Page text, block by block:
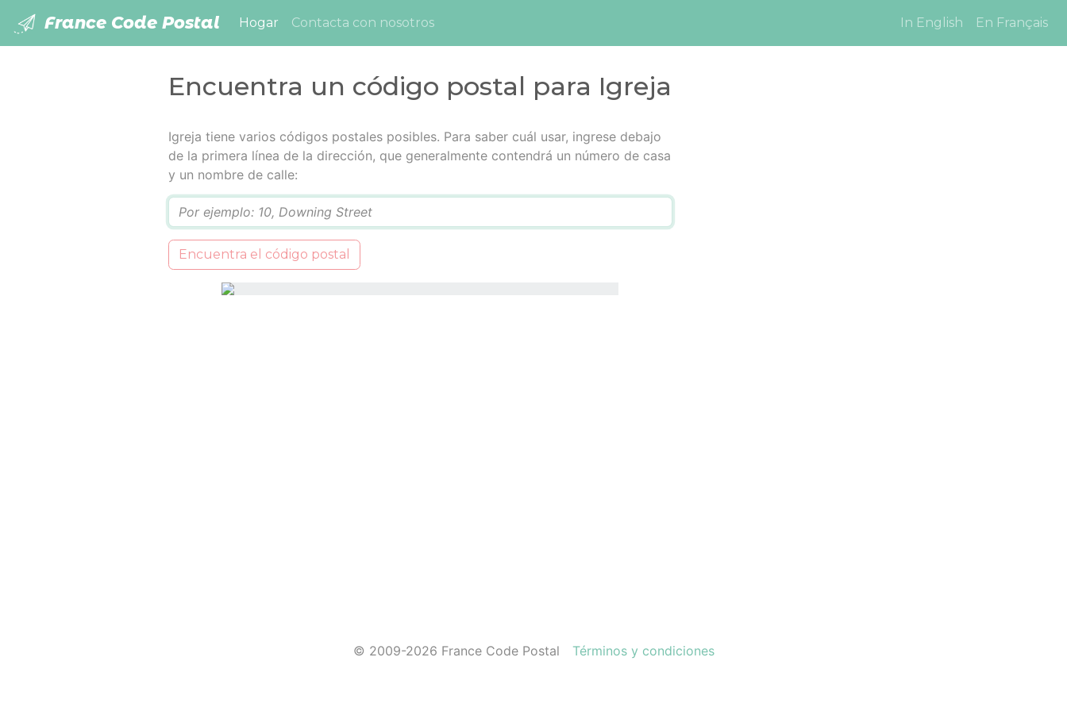
France Code Postal Hogar (current)
Contacta con nosotros In English En Français
Encuentra un código postal para Igreja
Igreja tiene varios códigos postales posibles. Para saber cuál usar, ingrese debajo
de la primera línea de la dirección, que generalmente contendrá un número de casa
y un nombre de calle:
Encuentra el código postal
© 2009-2026 France Code Postal Términos y condiciones